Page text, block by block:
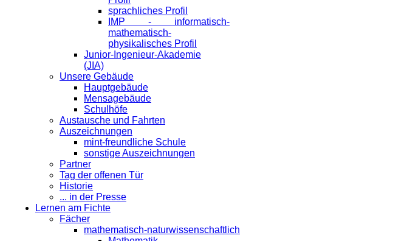
sprachliches Profil
IMP - informatisch-
mathematisch-
physikalisches Profil
Junior-Ingenieur-Akademie
(JIA)
Unsere Gebäude
Hauptgebäude
Mensagebäude
Schulhöfe
Austausche und Fahrten
Auszeichnungen
mint-freundliche Schule
sonstige Auszeichnungen
Partner
Tag der offenen Tür
Historie
... in der Presse
Lernen am Fichte
Fächer
mathematisch-naturwissenschaftlich